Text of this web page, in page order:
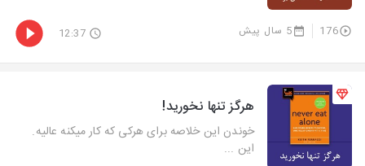
176 5 سال پیش 12:37
هرگز تنها نخورید!
خوندن این خلاصه برای هرکی که کار میکنه عالیه.
این ...